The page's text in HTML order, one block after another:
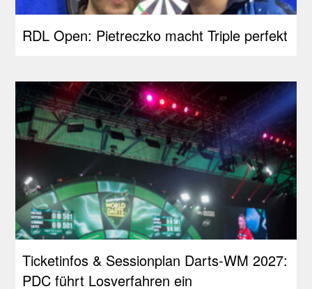
RDL Open: Pietreczko macht Triple perfekt
Ticketinfos & Sessionplan Darts-WM 2027:
PDC führt Losverfahren ein